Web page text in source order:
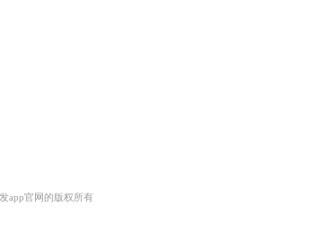
app官网的版权所有